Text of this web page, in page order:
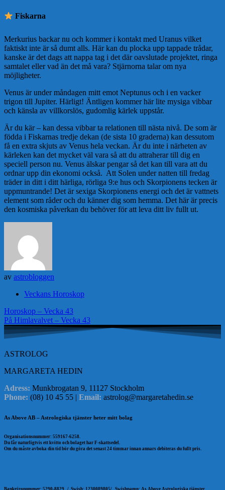
️ Fiskarna
Merkurius backar nu och kommer i kontakt med Uranus vilket
faktiskt inte är så dumt alls. Här kan du plocka upp tappade trådar,
kanske är det dags att nappa tag i det där oavslutade projektet, ringa
samtalet eller vad än det må vara? Stjärnorna talar om nya
möjligheter.
Venus är under måndagen mitt emot Neptunus och i en vacker
trigon till Jupiter. Härligt! Äntligen kommer här lite mysiga vibbar
och känsla av villkorslös, gudomlig kärlek uppstår.
Är du kär – kan dessa vibbar ta relationen till nästa nivå. De som är
födda i Fiskarnas tredje dekan (de sista 10 graderna) kan dessutom
få en extra skjuts av Venus hela veckan. Är du inte i närheten av
kärleken kan det mycket väl vara så att du attraherar till dig en
speciell person nu. Venus älskar pengar så det kan till vara att du
ordnar upp din ekonomi också. Att Solen under natten till fredag
träder in ditt i ditt härliga, rörliga 9:e hus och Skorpionens tecken är
uppmuntrande! Det är sexiga Skorpionens energi och det är vattnets
element som råder och du känner dig som hemma. Det här är precis
den kosmiska påverkan du behöver för att leva ditt liv fullt ut.
av astrobloggen
Veckans Horoskop
Inläggsnavigering
Horoskop – Vecka 43
På Himlavalvet – Vecka 43
ASTROLOG
MARGARETA HEDIN
Adress: Munkbrogatan 9, 11127 Stockholm
Phone: (08) 10 45 55 | Email: astrolog@margaretahedin.se
As Above AB – Astrologiska tjänster heter mitt bolag
Organisationsnummer: 559167-6258.
Du får naturligtvis ett kvitto och bolaget har F-skattsedel.
Om du måste avboka din tid bör du göra det senast 24 timmar innan annars debiteras du fullt pris.